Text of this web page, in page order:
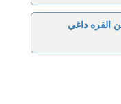
القره داغي